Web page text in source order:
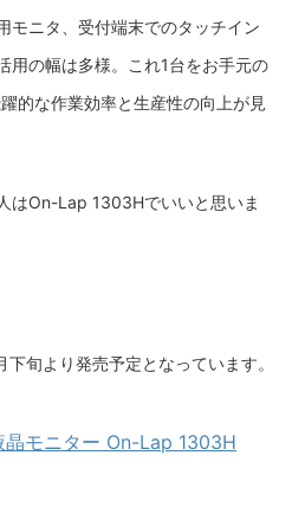
モニタ、受付端末でのタッチイン
用の幅は多様。これ1台をお手元の
的な作業効率と生産性の向上が見
はOn-Lap 1303Hでいいと思いま
旬より発売予定となっています。
晶モニター On-Lap 1303H